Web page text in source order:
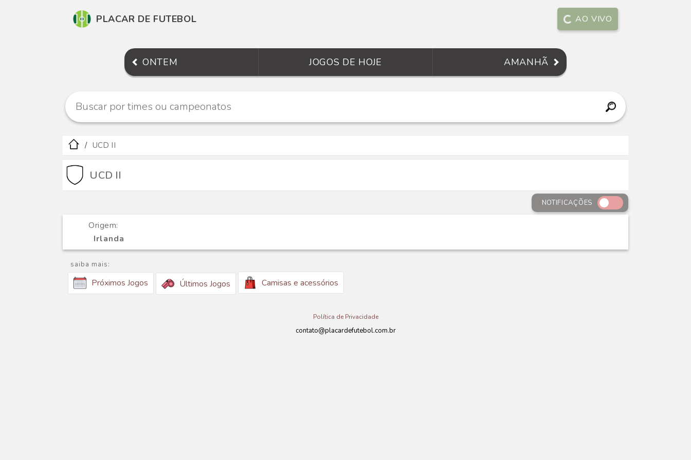
PLACAR DE FUTEBOL AO VIVO
ONTEM JOGOS DE HOJE AMANHÃ
UCD II
UCD II
NOTIFICAÇÕES
Origem:
Irlanda
saiba mais:
Próximos Jogos Últimos Jogos Camisas e acessórios
Política de Privacidade
contato@placardefutebol.com.br